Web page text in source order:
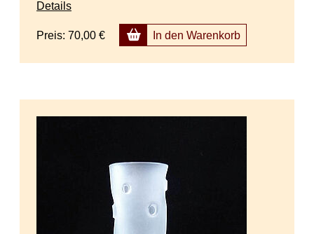
Details
Preis: 70,00 € In den Warenkorb